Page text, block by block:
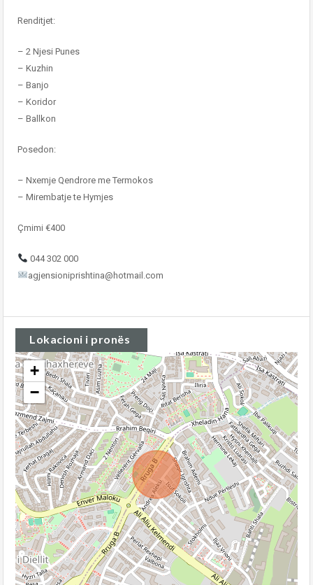
Renditjet:
– 2 Njesi Punes
– Kuzhin
– Banjo
– Koridor
– Ballkon
Posedon:
– Nxemje Qendrore me Termokos
– Mirembatje te Hymjes
Çmimi €400
044 302 000
agjensioniprishtina@hotmail.com
Lokacioni i pronës
+
−